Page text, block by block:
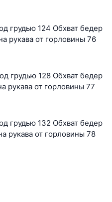
грудью 124 Обхват бедер
рукава от горловины 76
грудью 128 Обхват бедер
рукава от горловины 77
грудью 132 Обхват бедер
рукава от горловины 78